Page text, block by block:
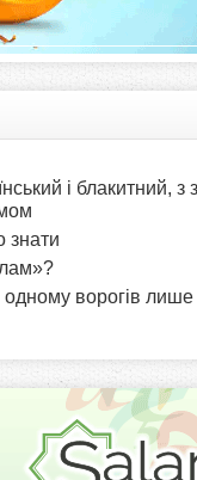
і блакитний, з
знати
ворогів лише